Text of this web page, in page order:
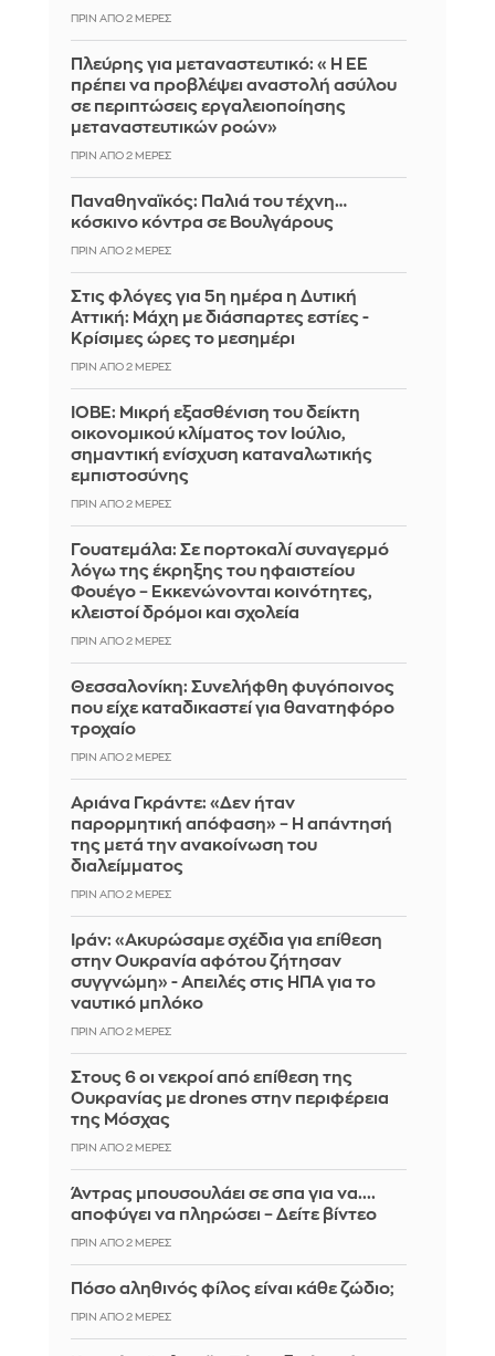
ΠΡΙΝ ΑΠΌ 2 ΜΈΡΕΣ
Πλεύρης για μεταναστευτικό: «Η ΕΕ
πρέπει να προβλέψει αναστολή ασύλου
σε περιπτώσεις εργαλειοποίησης
μεταναστευτικών ροών»
ΠΡΙΝ ΑΠΌ 2 ΜΈΡΕΣ
Παναθηναϊκός: Παλιά του τέχνη…
κόσκινο κόντρα σε Βουλγάρους
ΠΡΙΝ ΑΠΌ 2 ΜΈΡΕΣ
Στις φλόγες για 5η ημέρα η Δυτική
Αττική: Μάχη με διάσπαρτες εστίες -
Κρίσιμες ώρες το μεσημέρι
ΠΡΙΝ ΑΠΌ 2 ΜΈΡΕΣ
ΙΟΒΕ: Μικρή εξασθένιση του δείκτη
οικονομικού κλίματος τον Ιούλιο,
σημαντική ενίσχυση καταναλωτικής
εμπιστοσύνης
ΠΡΙΝ ΑΠΌ 2 ΜΈΡΕΣ
Γουατεμάλα: Σε πορτοκαλί συναγερμό
λόγω της έκρηξης του ηφαιστείου
Φουέγο – Εκκενώνονται κοινότητες,
κλειστοί δρόμοι και σχολεία
ΠΡΙΝ ΑΠΌ 2 ΜΈΡΕΣ
Θεσσαλονίκη: Συνελήφθη φυγόποινος
που είχε καταδικαστεί για θανατηφόρο
τροχαίο
ΠΡΙΝ ΑΠΌ 2 ΜΈΡΕΣ
Αριάνα Γκράντε: «Δεν ήταν
παρορμητική απόφαση» – Η απάντησή
της μετά την ανακοίνωση του
διαλείμματος
ΠΡΙΝ ΑΠΌ 2 ΜΈΡΕΣ
Ιράν: «Ακυρώσαμε σχέδια για επίθεση
στην Ουκρανία αφότου ζήτησαν
συγγνώμη» - Απειλές στις ΗΠΑ για το
ναυτικό μπλόκο
ΠΡΙΝ ΑΠΌ 2 ΜΈΡΕΣ
Στους 6 οι νεκροί από επίθεση της
Ουκρανίας με drones στην περιφέρεια
της Μόσχας
ΠΡΙΝ ΑΠΌ 2 ΜΈΡΕΣ
Άντρας μπουσουλάει σε σπα για να....
αποφύγει να πληρώσει – Δείτε βίντεο
ΠΡΙΝ ΑΠΌ 2 ΜΈΡΕΣ
Πόσο αληθινός φίλος είναι κάθε ζώδιο;
ΠΡΙΝ ΑΠΌ 2 ΜΈΡΕΣ